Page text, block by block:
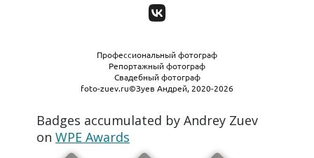
Профессиональный фотограф
Репортажный фотограф
Свадебный фотограф
foto-zuev.ru©Зуев Андрей, 2020-2026